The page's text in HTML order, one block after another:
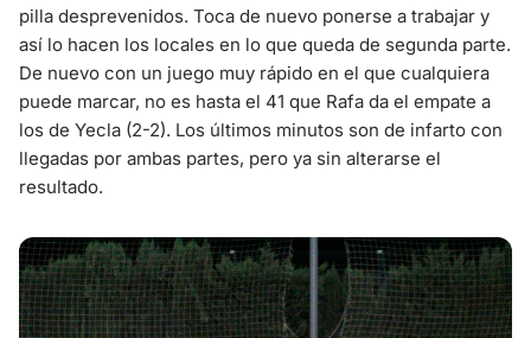
pilla desprevenidos. Toca de nuevo ponerse a trabajar y
así lo hacen los locales en lo que queda de segunda parte.
De nuevo con un juego muy rápido en el que cualquiera
puede marcar, no es hasta el 41 que Rafa da el empate a
los de Yecla (2-2). Los últimos minutos son de infarto con
llegadas por ambas partes, pero ya sin alterarse el
resultado.